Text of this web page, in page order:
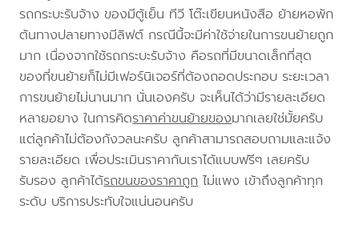
รถกระบะรับจ้าง ของมีตู้เย็น ทีวี โต๊ะเขียนหนังสือ ย้ายหอพัก
ต้นทางปลายทางมีลิฟต์ กรณีนี้จะมีค่าใช้จ่ายในการขนย้ายถูก
มาก เนื่องจากใช้รถกระบะรับจ้าง คือรถที่มีขนาดเล็กที่สุด
ของที่ขนย้ายก็ไม่มีเฟอร์นิเจอร์ที่ต้องถอดประกอบ ระยะเวลา
การขนย้ายไม่นานมาก นั่นเองครับ จะเห็นได้ว่ามีรายละเอียด
หลายอยาง ในการคิดราคาค่าขนย้ายของมากเลยใช่มั้ยครับ
แต่ลูกค้าไม่ต้องกังวลนะครับ ลูกค้าสามารถสอบถามและแจ้ง
รายละเอียด เพื่อประเมินราคากับเราได้แบบฟรีๆ เลยครับ
รับรอง ลูกค้าได้รถขนของราคาถูกไม่แพง เข้าถึงลูกค้าทุก
ระดับ บริการประทับใจแน่นอนครับ